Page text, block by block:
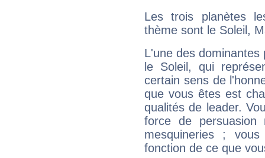
Les trois planètes
thème sont le Soleil,
L'une des
le Soleil, qui
certain sens de
que vous êtes est
qualités de leader.
force de
mesquineries ;
fonction de ce que